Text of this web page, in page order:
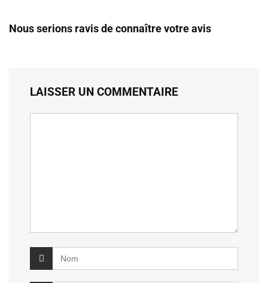
Nous serions ravis de connaître votre avis
LAISSER UN COMMENTAIRE